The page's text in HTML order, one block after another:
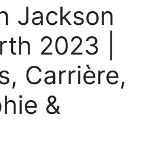
Jackson
2023 |
Carrière,
&